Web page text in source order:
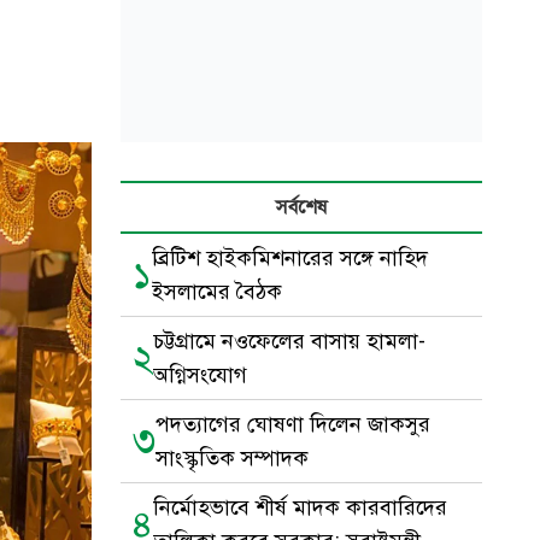
সর্বশেষ
১ব্রিটিশ হাইকমিশনারের সঙ্গে নাহিদ
ইসলামের বৈঠক
২চট্টগ্রামে নওফেলের বাসায় হামলা-
অগ্নিসংযোগ
৩পদত্যাগের ঘোষণা দিলেন জাকসুর
সাংস্কৃতিক সম্পাদক
৪নির্মোহভাবে শীর্ষ মাদক কারবারিদের